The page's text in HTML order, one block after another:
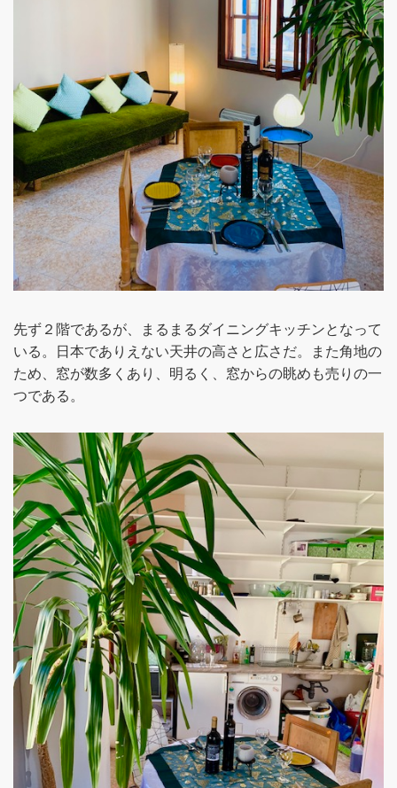
先ず２階であるが、まるまるダイニングキッチンとなって
いる。日本でありえない天井の高さと広さだ。また角地の
ため、窓が数多くあり、明るく、窓からの眺めも売りの一
つである。